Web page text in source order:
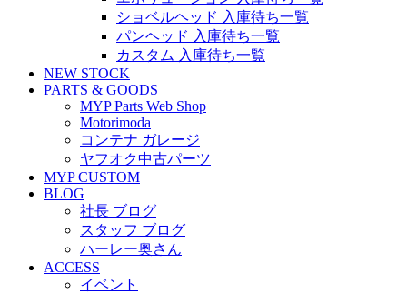
ショベルヘッド 入庫待ち一覧
パンヘッド 入庫待ち一覧
カスタム 入庫待ち一覧
NEW STOCK
PARTS & GOODS
MYP Parts Web Shop
Motorimoda
コンテナ ガレージ
ヤフオク中古パーツ
MYP CUSTOM
BLOG
社長 ブログ
スタッフ ブログ
ハーレー奥さん
ACCESS
イベント